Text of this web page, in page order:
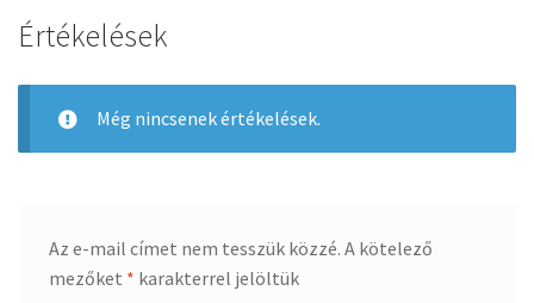
Értékelések
Még nincsenek értékelések.
Az e-mail címet nem tesszük közzé. A kötelező
mezőket * karakterrel jelöltük